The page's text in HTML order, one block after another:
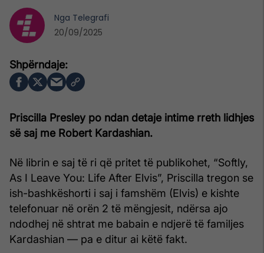
Priscilla Presley po ndan detaje intime rreth lidhjes
së saj me Robert Kardashian.
Në librin e saj të ri që pritet të publikohet, “Softly,
As I Leave You: Life After Elvis”, Priscilla tregon se
ish-bashkëshorti i saj i famshëm (Elvis) e kishte
telefonuar në orën 2 të mëngjesit, ndërsa ajo
ndodhej në shtrat me babain e ndjerë të familjes
Kardashian — pa e ditur ai këtë fakt.
Nga Telegrafi
20/09/2025